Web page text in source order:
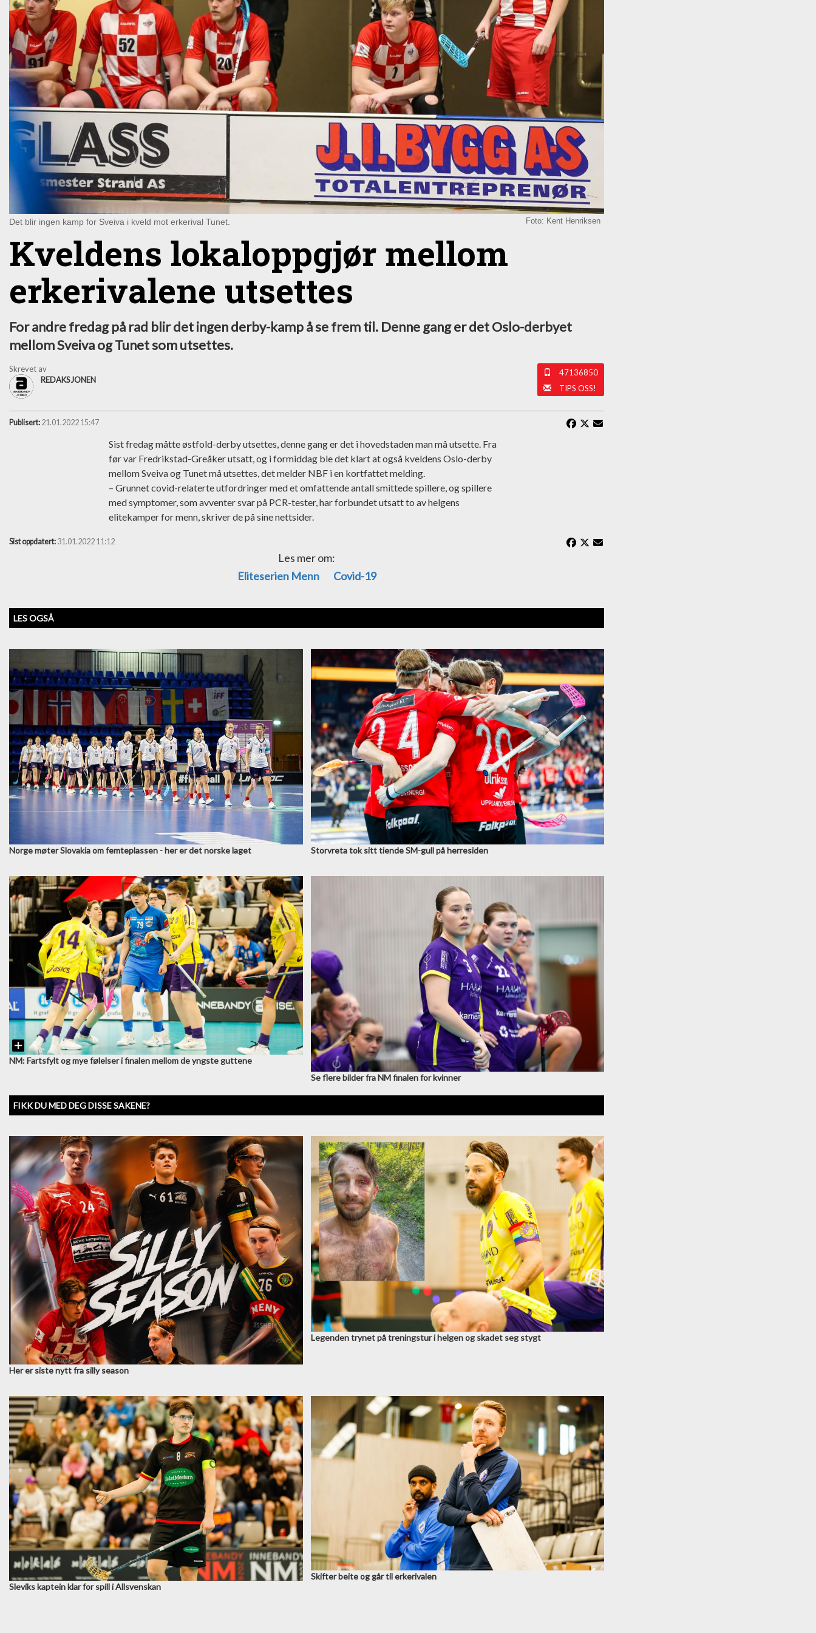
Det blir ingen kamp for Sveiva i kveld mot erkerival Tunet. Foto: Kent Henriksen
Kveldens lokaloppgjør mellom
erkerivalene utsettes
For andre fredag på rad blir det ingen derby-kamp å se frem til. Denne gang er det Oslo-derbyet
mellom Sveiva og Tunet som utsettes.
Skrevet av
REDAKSJONEN
47136850
TIPS OSS!
Publisert: 21.01.2022 15:47
Sist fredag måtte østfold-derby utsettes, denne gang er det i hovedstaden man må utsette. Fra
før var Fredrikstad-Greåker utsatt, og i formiddag ble det klart at også kveldens Oslo-derby
mellom Sveiva og Tunet må utsettes, det melder NBF i en kortfattet melding.
– Grunnet covid-relaterte utfordringer med et omfattende antall smittede spillere, og spillere
med symptomer, som avventer svar på PCR-tester, har forbundet utsatt to av helgens
elitekamper for menn, skriver de på sine nettsider.
Sist oppdatert: 31.01.2022 11:12
Les mer om:
Eliteserien Menn
Covid-19
LES OGSÅ
Norge møter Slovakia om femteplassen - her er det norske laget Storvreta tok sitt tiende SM-gull på herresiden
NM: Fartsfylt og mye følelser i finalen mellom de yngste guttene
Se flere bilder fra NM finalen for kvinner
FIKK DU MED DEG DISSE SAKENE?
Her er siste nytt fra silly season
Legenden trynet på treningstur i helgen og skadet seg stygt
Sleviks kaptein klar for spill i Allsvenskan
Skifter beite og går til erkerivalen